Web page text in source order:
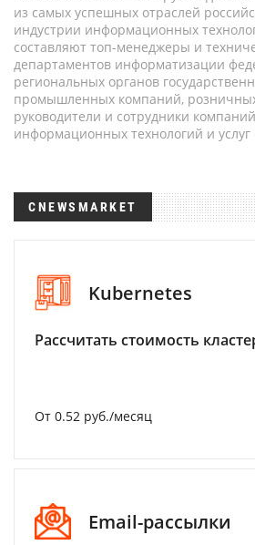
из самых успешных отраслей
индустрии информационных
составляют топ-менеджеры и
департаментов информатизации
региональных органов
промышленных компаний,
руководители и сотрудники
информационных технологий и услуг
CNEWSMARKET
Kubernetes
Рассчитать стоимость
От 0.52 руб./месяц
Email-рассылки